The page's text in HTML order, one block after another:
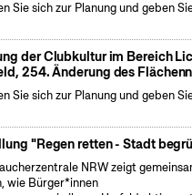
Sie sich zur Planung und geben
der Clubkultur im Bereich
254. Änderung des
Sie sich zur Planung und geben
"Regen retten - Stadt
NRW zeigt
wie Bürger*innen